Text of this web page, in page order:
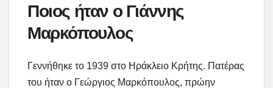
Ποιος ήταν ο Γιάννης
Μαρκόπουλος
Γεννήθηκε το 1939 στο Ηράκλειο Κρήτης. Πατέρας
του ήταν ο Γεώργιος Μαρκόπουλος, πρώην